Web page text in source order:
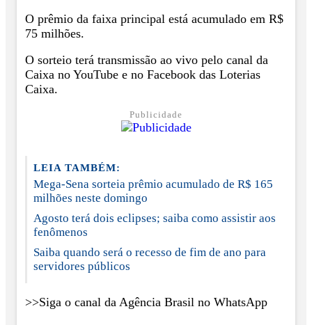
O prêmio da faixa principal está acumulado em R$
75 milhões.
O sorteio terá transmissão ao vivo pelo canal da
Caixa no YouTube e no Facebook das Loterias
Caixa.
Publicidade
LEIA TAMBÉM:
Mega-Sena sorteia prêmio acumulado de R$ 165
milhões neste domingo
Agosto terá dois eclipses; saiba como assistir aos
fenômenos
Saiba quando será o recesso de fim de ano para
servidores públicos
>>Siga o canal da Agência Brasil no WhatsApp